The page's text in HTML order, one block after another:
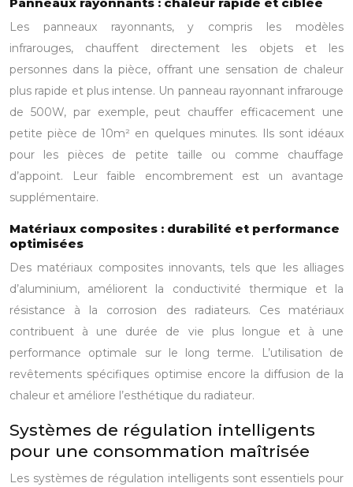
Les panneaux rayonnants, y compris les modèles
infrarouges, chauffent directement les objets et les
personnes dans la pièce, offrant une sensation de chaleur
plus rapide et plus intense. Un panneau rayonnant infrarouge
de 500W, par exemple, peut chauffer efficacement une
petite pièce de 10m² en quelques minutes. Ils sont idéaux
pour les pièces de petite taille ou comme chauffage
d’appoint. Leur faible encombrement est un avantage
supplémentaire.
Matériaux composites : durabilité et performance
optimisées
Des matériaux composites innovants, tels que les alliages
d’aluminium, améliorent la conductivité thermique et la
résistance à la corrosion des radiateurs. Ces matériaux
contribuent à une durée de vie plus longue et à une
performance optimale sur le long terme. L’utilisation de
revêtements spécifiques optimise encore la diffusion de la
chaleur et améliore l’esthétique du radiateur.
Systèmes de régulation intelligents
pour une consommation maîtrisée
Les systèmes de régulation intelligents sont essentiels pour